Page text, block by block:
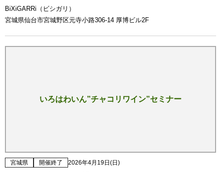
BiXiGARRi（ビシガリ）
宮城県仙台市宮城野区元寺小路306-14 厚博ビル2F
いろはわいん”チャコリワイン”セミナー
宮城県 開催終了 2026年4月19日(日)